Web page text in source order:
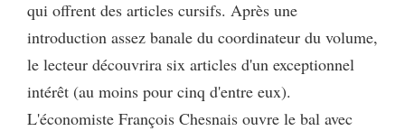
qui offrent des articles cursifs. Après une
introduction assez banale du coordinateur du volume,
le lecteur découvrira six articles d'un exceptionnel
intérêt (au moins pour cinq d'entre eux).
L'économiste François Chesnais ouvre le bal avec